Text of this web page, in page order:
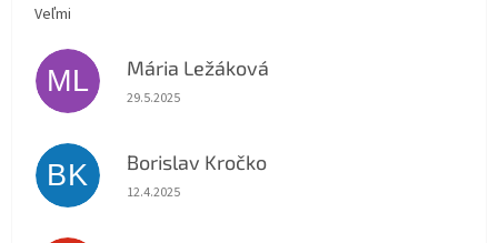
Veľmi
ML Mária Ležáková
Hodnocení obchodu je 5 z 5 hvězdiček.
29.5.2025
BK Borislav Kročko
Hodnocení obchodu je 5 z 5 hvězdiček.
12.4.2025